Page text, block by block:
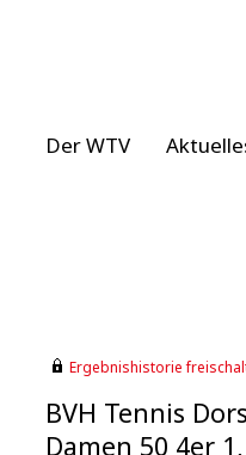
Der WTV
Ergebnishistorie
BVH Tennis
Damen 50 4er